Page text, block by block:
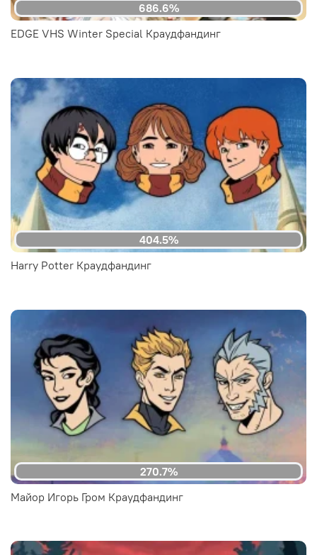
686.6%
EDGE VHS Winter Special Краудфандинг
404.5%
Harry Potter Краудфандинг
270.7%
Майор Игорь Гром Краудфандинг